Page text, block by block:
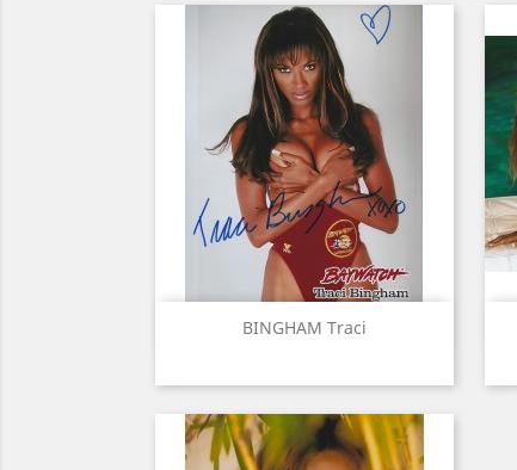
BINGHAM Traci
Aperçu rapide